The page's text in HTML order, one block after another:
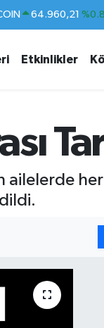
DOLAR 47,7436
64,4811
64.960,21
Etkinlikler
ailelerde